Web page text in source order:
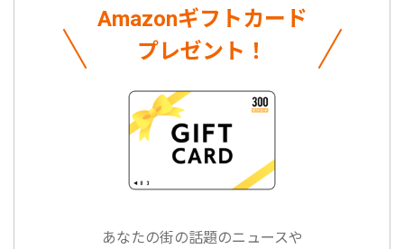
Amazonギフトカード
プレゼント！
あなたの街の話題のニュースや